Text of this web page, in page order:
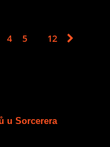
4 5 12
u Sorcerera